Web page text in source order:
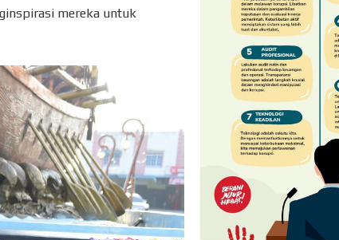
mereka untuk